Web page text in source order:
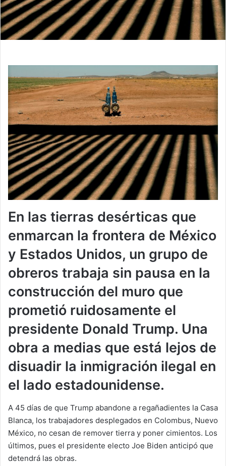
En las tierras desérticas que
enmarcan la frontera de México
y Estados Unidos, un grupo de
obreros trabaja sin pausa en la
construcción del muro que
prometió ruidosamente el
presidente Donald Trump. Una
obra a medias que está lejos de
disuadir la inmigración ilegal en
el lado estadounidense.
A 45 días de que Trump abandone a regañadientes la Casa
Blanca, los trabajadores desplegados en Colombus, Nuevo
México, no cesan de remover tierra y poner cimientos. Los
últimos, pues el presidente electo Joe Biden anticipó que
detendrá las obras.